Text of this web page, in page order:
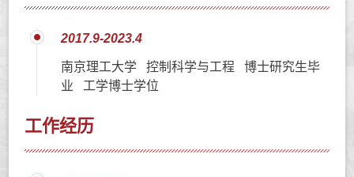
2017.9-2023.4
南京理工大学 控制科学与工程 博士研究生毕
业 工学博士学位
工作经历